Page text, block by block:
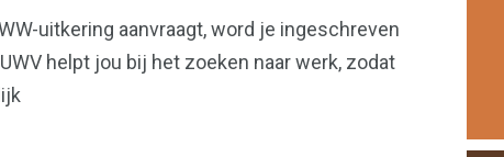
uitkering aanvraagt, word je ingeschreven
helpt jou bij het zoeken naar werk, zodat
215
Ondernemers &
Bedrijven
73
Overheid